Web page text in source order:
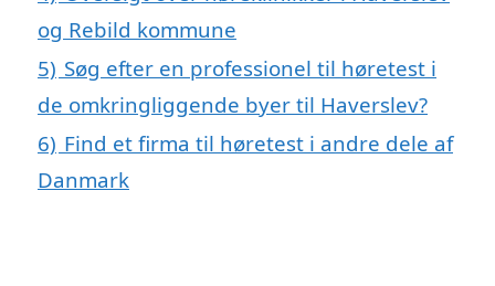
og Rebild kommune
5) Søg efter en professionel til høretest i
de omkringliggende byer til Haverslev?
6) Find et firma til høretest i andre dele af
Danmark